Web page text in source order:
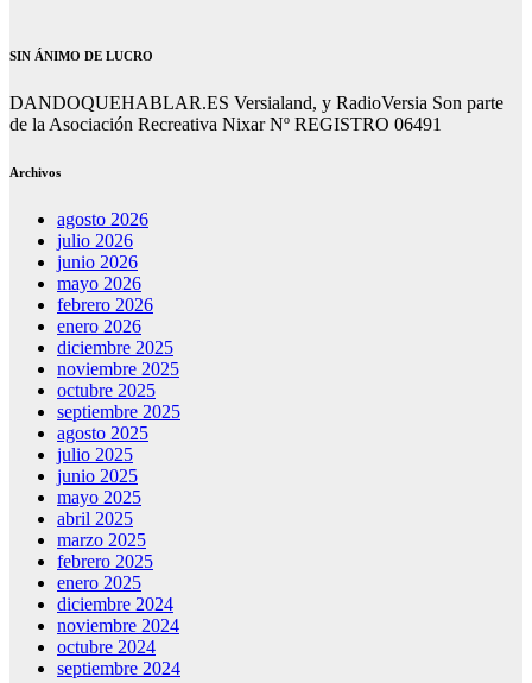
SIN ÁNIMO DE LUCRO
DANDOQUEHABLAR.ES Versialand, y RadioVersia Son parte
de la Asociación Recreativa Nixar Nº REGISTRO 06491
Archivos
agosto 2026
julio 2026
junio 2026
mayo 2026
febrero 2026
enero 2026
diciembre 2025
noviembre 2025
octubre 2025
septiembre 2025
agosto 2025
julio 2025
junio 2025
mayo 2025
abril 2025
marzo 2025
febrero 2025
enero 2025
diciembre 2024
noviembre 2024
octubre 2024
septiembre 2024